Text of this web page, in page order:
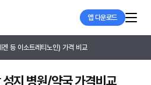
앱 다운로드
등 이소트레티노인) 가격 비교
지 병원/약국 가격비교